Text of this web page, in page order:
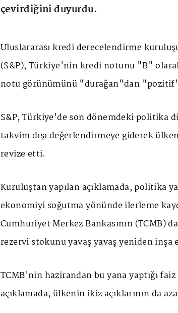
çevirdiğini duyurdu.
Uluslararası kredi derecelendirme
(S&P), Türkiye'nin kredi notunu "B"
notu görünümünü "durağan"dan
S&P, Türkiye'de son dönemdeki politika
takvim dışı değerlendirmeye giderek
revize etti.
Kuruluştan yapılan açıklamada, politika
ekonomiyi soğutma yönünde ilerleme
Cumhuriyet Merkez Bankasının (TCMB)
rezervi stokunu yavaş yavaş yeniden inşa
TCMB'nin hazirandan bu yana yaptığı
açıklamada, ülkenin ikiz açıklarının da